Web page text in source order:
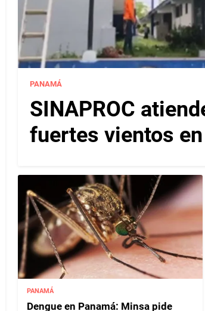
PANAMÁ
SINAPROC
fuertes vientos
PANAMÁ
Dengue en Panamá: Minsa pide